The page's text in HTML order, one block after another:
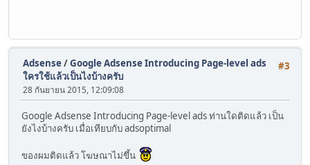
#3
Adsense/Google Adsense Introducing Page-level ads
ใครใช้แล้วเป็นไงบ้างครับ
28 กันยายน 2015, 12:09:08
Google Adsense Introducing Page-level ads ท่านใดติดแล้ว เป็น
ยังไงบ้างครับ เมื่อเทียบกับ adsoptimal
ของผมติดแล้ว โฆษณาไม่ขึ้น